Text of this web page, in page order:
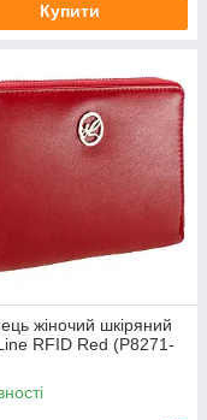
Купити
жіночий шкіряний
RFID Red (P8271-